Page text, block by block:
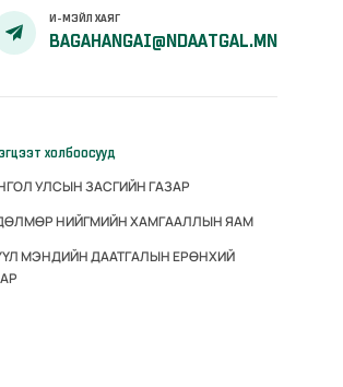
И-МЭЙЛ ХАЯГ
BAGAHANGAI@NDAATGAL.MN
холбоосууд
УЛСЫН ЗАСГИЙН ГАЗАР
НИЙГМИЙН ХАМГААЛЛЫН ЯАМ
МЭНДИЙН ДААТГАЛЫН ЕРӨНХИЙ